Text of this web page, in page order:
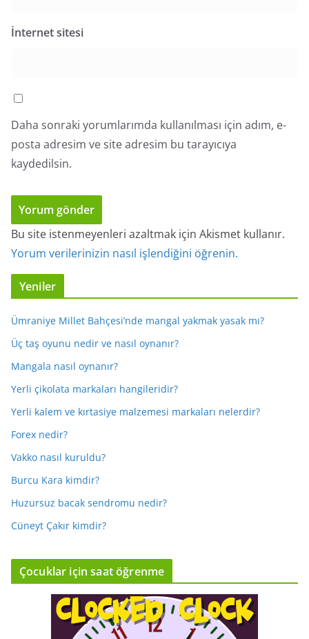
İnternet sitesi
Daha sonraki yorumlarımda kullanılması için adım, e-
posta adresim ve site adresim bu tarayıcıya
kaydedilsin.
Bu site istenmeyenleri azaltmak için Akismet kullanır.
Yorum verilerinizin nasıl işlendiğini öğrenin.
Yeniler
Ümraniye Millet Bahçesi’nde mangal yakmak yasak mı?
Üç taş oyunu nedir ve nasıl oynanır?
Mangala nasıl oynanır?
Yerli çikolata markaları hangileridir?
Yerli kalem ve kırtasiye malzemesi markaları nelerdir?
Forex nedir?
Vakko nasıl kuruldu?
Burcu Kara kimdir?
Huzursuz bacak sendromu nedir?
Cüneyt Çakır kimdir?
Çocuklar için saat öğrenme